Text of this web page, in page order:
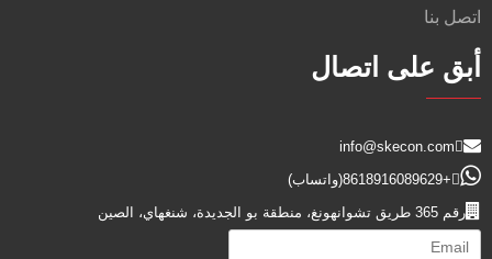
اتصل بنا
أبق على اتصال
info@skecon.com
+8618916089629
(واتساب)
رقم 365 طريق تشوانهونغ، منطقة بو الجديدة، شنغهاي، الصين